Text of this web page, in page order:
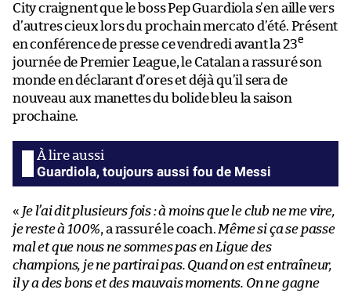
City craignent que le boss Pep Guardiola s’en aille vers
d’autres cieux lors du prochain mercato d’été. Présent
en conférence de presse ce vendredi avant la 23e
journée de Premier League, le Catalan a rassuré son
monde en déclarant d’ores et déjà qu’il sera de
nouveau aux manettes du bolide bleu la saison
prochaine.
Guardiola, toujours aussi fou de Messi
« Je l’ai dit plusieurs fois : à moins que le club ne me vire,
je reste à 100%, a rassuré le coach. Même si ça se passe
mal et que nous ne sommes pas en Ligue des
champions, je ne partirai pas. Quand on est entraîneur,
il y a des bons et des mauvais moments. On ne gagne